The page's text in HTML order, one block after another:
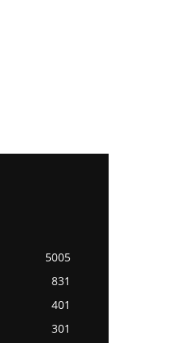
5005
831
401
301